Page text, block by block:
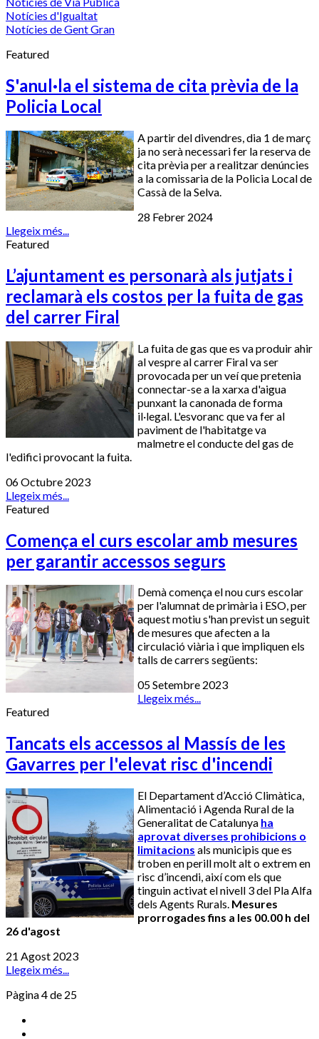
Notícies d'Igualtat
Notícies de Gent Gran
Featured
S'anul·la el sistema de cita prèvia de la
Policia Local
A partir del divendres, dia 1 de març
ja no serà necessari fer la reserva de
cita prèvia per a realitzar denúncies
a la comissaria de la Policia Local de
Cassà de la Selva.
28 Febrer 2024
Llegeix més...
Featured
L’ajuntament es personarà als jutjats i
reclamarà els costos per la fuita de gas
del carrer Firal
La fuita de gas que es va produir ahir
al vespre al carrer Firal va ser
provocada per un veí que pretenia
connectar-se a la xarxa d'aigua
punxant la canonada de forma
il·legal. L'esvoranc que va fer al
paviment de l'habitatge va
malmetre el conducte del gas de
l'edifici provocant la fuita.
06 Octubre 2023
Llegeix més...
Featured
Comença el curs escolar amb mesures
per garantir accessos segurs
Demà comença el nou curs escolar
per l'alumnat de primària i ESO, per
aquest motiu s'han previst un seguit
de mesures que afecten a la
circulació viària i que impliquen els
talls de carrers següents:
05 Setembre 2023
Llegeix més...
Featured
Tancats els accessos al Massís de les
Gavarres per l'elevat risc d'incendi
El Departament d’Acció Climàtica,
Alimentació i Agenda Rural de la
Generalitat de Catalunya ha
aprovat diverses prohibicions o
limitacions als municipis que es
troben en perill molt alt o extrem en
risc d’incendi, així com els que
tinguin activat el nivell 3 del Pla Alfa
dels Agents Rurals. Mesures
prorrogades fins a les 00.00 h del
26 d'agost
21 Agost 2023
Llegeix més...
Pàgina 4 de 25